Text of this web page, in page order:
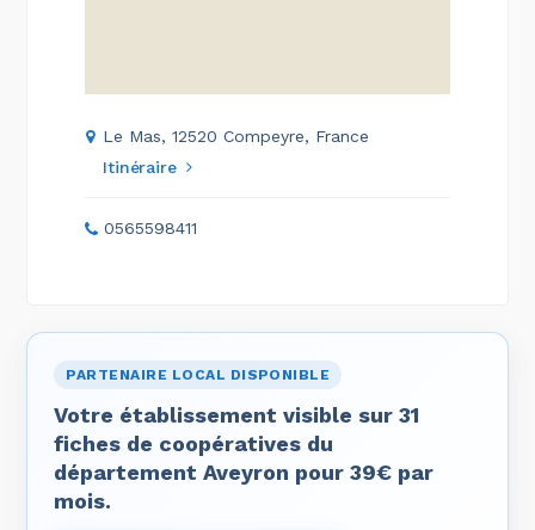
Le Mas, 12520 Compeyre, France
Itinéraire
0565598411
PARTENAIRE LOCAL DISPONIBLE
Votre établissement visible sur 31
fiches de coopératives du
département Aveyron pour 39€ par
mois.